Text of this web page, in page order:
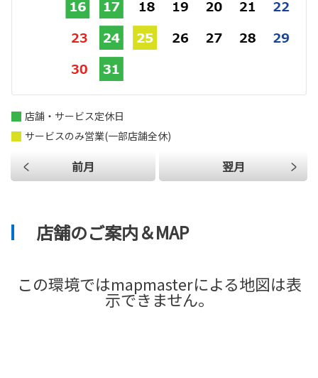
前月 翌月
店舗・サービス定休日
サービスのみ営業(一部店舗全休)
店舗のご案内＆MAP
この環境ではmapmasterによる地図は表
示できません。